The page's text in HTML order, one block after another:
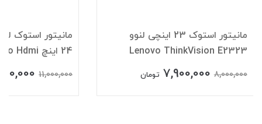
مانیتور استوک 23 اینچی لنوو
Lenovo ThinkVision E2323
8,000,000
7,900,000 تومان
24 اینچ Lenovo Hdmi
11,000,000